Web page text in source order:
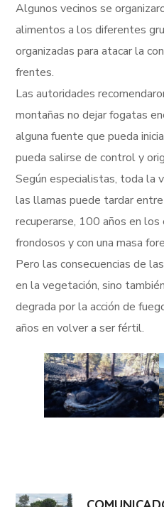
Algunos vecinos se
alimentos a los diferentes
organizadas para atacar la
frentes.
Las autoridades
montañas no dejar fogatas
alguna fuente que pueda
pueda salirse de control y
Según especialistas, toda la
las llamas puede tardar
recuperarse, 100 años en
frondosos y con una masa
Pero las consecuencias de
en la vegetación, sino
degrada por la acción de
años en volver a ser fértil.